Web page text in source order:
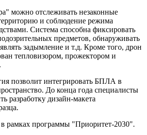
можно отслеживать незаконные
и соблюдение режима
Система способна фиксировать
предметов, обнаруживать
задымление и т.д. Кроме того, дрон
тепловизором, прожектором и
позволит интегрировать БПЛА в
До конца года специалисты
разработку дизайн-макета
в рамках программы "Приоритет-2030".